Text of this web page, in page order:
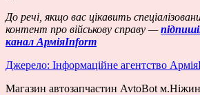
До речі, якщо вас цікавить
контент про військову справу —
канал АрміяInform
Джерело: Інформаційне агентство
Магазин автозапчастин AvtoBot м.Ніжин